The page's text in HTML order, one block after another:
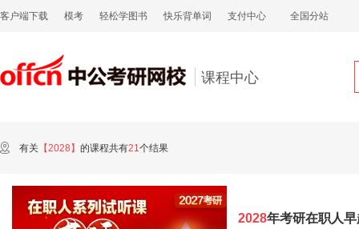
客户端下载 模考 轻松学图书 快乐背单词 支付中心 全国分站
课程中心
有关 【2028】 的课程共有21 个结果
2028年考研在职人